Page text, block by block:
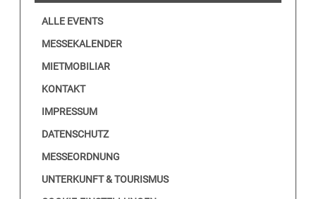
ALLE EVENTS
MESSEKALENDER
MIETMOBILIAR
KONTAKT
IMPRESSUM
DATENSCHUTZ
MESSEORDNUNG
UNTERKUNFT & TOURISMUS